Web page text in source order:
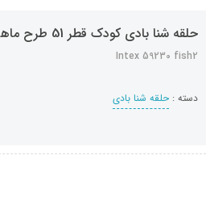
حلقه شنا بادی کودک قطر 51 طرح ماهی رنگی
Intex 59230 fish2
دسته : حلقه شنا بادی